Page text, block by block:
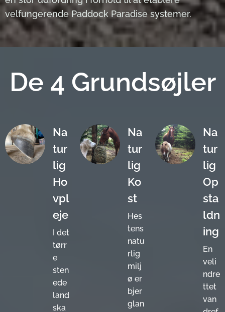
velfungerende Paddock Paradise systemer.
De 4 Grundsøjler
Na
tur
lig
Ho
vpl
eje
I det
tørr
e
sten
ede
land
ska
Na
tur
lig
Ko
st
Hes
tens
natu
rlig
milj
ø er
bjer
glan
Na
tur
lig
Op
sta
ldn
ing
En
veli
ndre
ttet
van